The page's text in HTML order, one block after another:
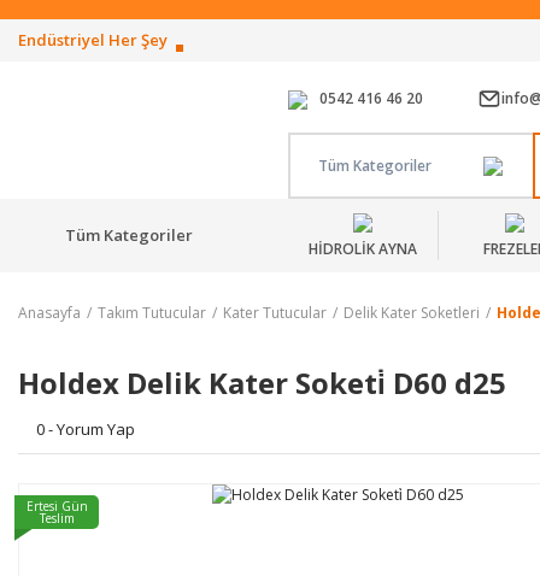
Endüstriyel Her Şey
0542 416 46 20
Tüm Kategoriler
Tüm Kategoriler
HİDROLİK AYNA
Anasayfa Takım Tutucular Kater Tutucular Delik Kater Soketleri
Holdex Delik Kater Soketi̇ D60 d25
0 - Yorum Yap
Ertesi Gün
Teslim